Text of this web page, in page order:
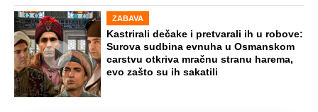
ZABAVA
Kastrirali dečake i pretvarali ih u robove:
Surova sudbina evnuha u Osmanskom
carstvu otkriva mračnu stranu harema,
evo zašto su ih sakatili